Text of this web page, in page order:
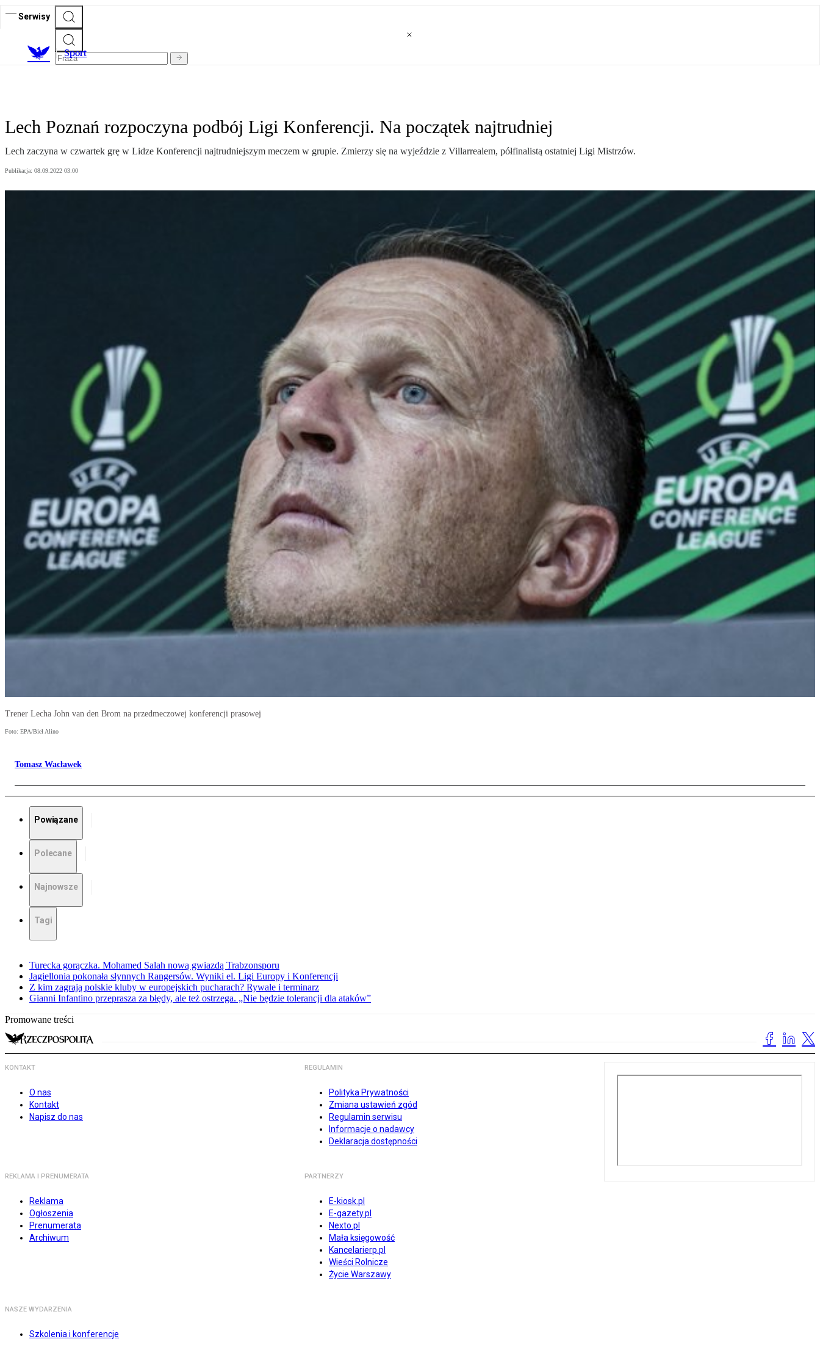
Serwisy
Sport
Lech Poznań rozpoczyna podbój Ligi Konferencji. Na początek najtrudniej
Lech zaczyna w czwartek grę w Lidze Konferencji najtrudniejszym meczem w grupie. Zmierzy się na wyjeździe z Villarrealem, półfinalistą ostatniej Ligi Mistrzów.
Publikacja: 08.09.2022 03:00
Trener Lecha John van den Brom na przedmeczowej konferencji prasowej
Foto: EPA/Biel Alino
Tomasz Wacławek
Powiązane
Polecane
Najnowsze
Tagi
Turecka gorączka. Mohamed Salah nową gwiazdą Trabzonsporu
Jagiellonia pokonała słynnych Rangersów. Wyniki el. Ligi Europy i Konferencji
Z kim zagrają polskie kluby w europejskich pucharach? Rywale i terminarz
Gianni Infantino przeprasza za błędy, ale też ostrzega. „Nie będzie tolerancji dla ataków”
Promowane treści
KONTAKT
O nas
Kontakt
Napisz do nas
REGULAMIN
Polityka Prywatności
Zmiana ustawień zgód
Regulamin serwisu
Informacje o nadawcy
Deklaracja dostępności
REKLAMA I PRENUMERATA
Reklama
Ogłoszenia
Prenumerata
Archiwum
PARTNERZY
E-kiosk.pl
E-gazety.pl
Nexto.pl
Mała księgowość
Kancelarierp.pl
Wieści Rolnicze
Życie Warszawy
NASZE WYDARZENIA
Szkolenia i konferencje